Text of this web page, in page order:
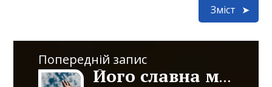
Зміст
Попередній запис
Його славна мудрість явлена в Творінні